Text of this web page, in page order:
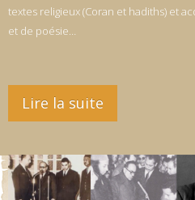
textes religieux (Coran et hadiths) et
et de poésie…
Lire la suite